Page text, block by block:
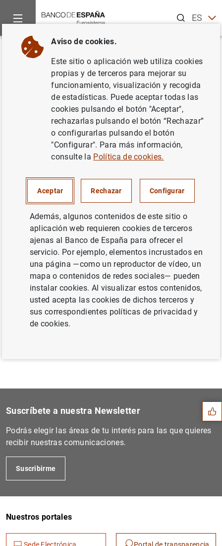
ESEN
Inicio Noticias y eventos
Volver
Avance de la balanza de pagos
en junio de 2016
SITUACIÓN ECONÓMICA
Avance de la balanza de pagos en junio de
2016 (203KB)
Anterior
Siguiente
El principal índice de refe...
Sugerencias
Suscríbete a nuestra Newsletter
Podrás elegir las áreas de tu interés para las que quieres
recibir nuestras comunicaciones.
Suscribirme
Nuestros portales
Aviso de cookies.
Este sitio o aplicación web utiliza cookies
propias y de terceros para mejorar su
funcionamiento, visualización y recogida
de estadísticas. Puede aceptar todas las
cookies pulsando el botón "Aceptar",
rechazarlas pulsando el botón “Rechazar”
o configurarlas pulsando el botón
"Configurar". Para más información,
consulte la Política de cookies.
Aceptar Rechazar Configurar
Además, algunos contenidos de este sitio o
aplicación web requieren cookies de terceros
ajenas al Banco de España para ofrecer el
servicio. Por ejemplo, elementos incrustados en
una página —como un reproductor de vídeo, un
mapa o contenidos de redes sociales— pueden
instalar cookies. Al visualizar estos contenidos,
usted acepta las cookies de dichos terceros y
sus correspondientes políticas de privacidad y
de cookies.